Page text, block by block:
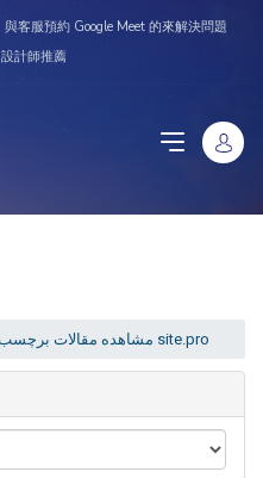
與客服預約 Google Meet 的來解決問題
設計師推薦
مشاهده مقالات برچسب زده شده site.pro